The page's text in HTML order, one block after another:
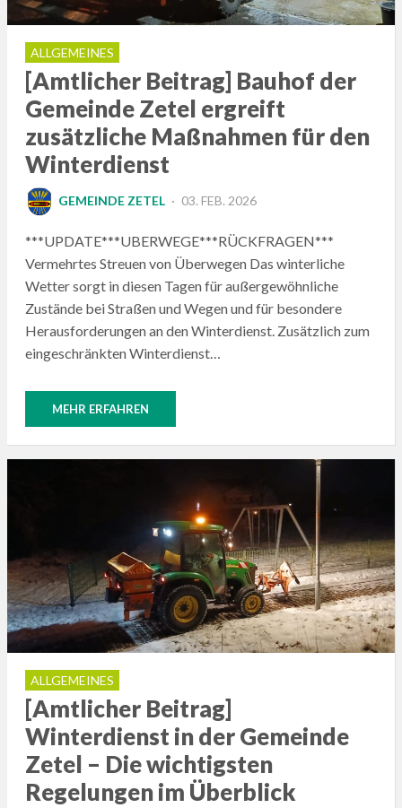
ALLGEMEINES
[Amtlicher Beitrag] Bauhof der
Gemeinde Zetel ergreift
zusätzliche Maßnahmen für den
Winterdienst
GEMEINDE ZETEL
POSTED
03. FEB. 2026
***UPDATE***UBERWEGE***RÜCKFRAGEN***
Vermehrtes Streuen von Überwegen Das winterliche
Wetter sorgt in diesen Tagen für außergewöhnliche
Zustände bei Straßen und Wegen und für besondere
Herausforderungen an den Winterdienst. Zusätzlich zum
eingeschränkten Winterdienst…
MEHR ERFAHREN
ALLGEMEINES
[Amtlicher Beitrag]
Winterdienst in der Gemeinde
Zetel – Die wichtigsten
Regelungen im Überblick